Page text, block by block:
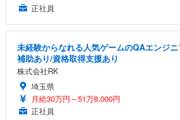
正社員
未経験からなれる人気ゲームのQAエンジ
補助あり/資格取得支援あり
株式会社RK
埼玉県
月給30万円～51万8,000円
正社員